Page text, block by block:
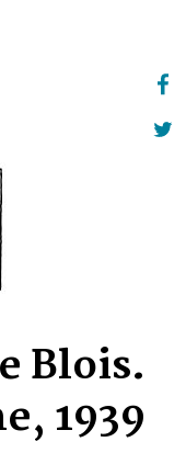
Blois.
1939